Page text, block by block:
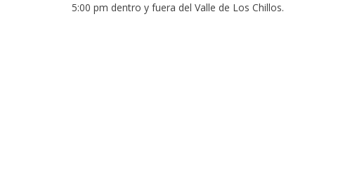
5:00 pm dentro y fuera del Valle de Los Chillos.